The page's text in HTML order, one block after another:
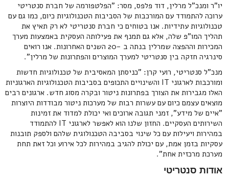
יו"ר ומנכ"ל מרלין, דוד פלפס, מסר: "הפלטפורמה של חברת סנטריטי
ערוכה להתמודד עם המורכבות של הסביבות הטכנולוגיות כיום, כמו גם עם
טכנולוגיות עתידיות. אנו בטוחים כי חברת סנטריטי לא רק תאיץ את
תהליך המו"פ שלה, אלא גם תמנף את פעילותה העסקית באמצעות מערך
המכירות וההפצה שמרלין בנתה ב -20 השנים האחרונות. אנו רואים
סינרגיה חזקה בין סנטריטי למערך המוצרים והפתרונות של מרלין".
מנכ"ל סנטריטי, רועי קרן: "כניסתן המאסיבית של טכנולוגיות חדשות
ומורכבות לארגוני IT והשינויים התכופים בסביבות הטכנולוגיות הארגוניות
האלו מגבירות את הצורך בפתרונות ניטור ובקרה מסוג חדש. ארגונים רבים
מוצאים עצמם כיום עם עשרות רבות של מערכות ניטור מבודדות היוצרות
"איים של מידע", זמני תגובה ארוכים ואי יכולת למדוד את זמינות
השירותים העסקיים. החזון שלנו הוא לאפשר לארגוני IT להתמודד
במהירות ויעילות עם כל שינוי בסביבה הטכנולוגית שלהם ולספק תובנות
עסקיות בזמן אמת, עם יכולת להגיב במהירות לכל אירוע וכל זאת תחת
מערכת מרכזית אחת".
אודות סנטריטי